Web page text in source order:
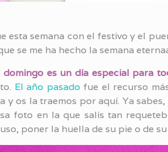
esta semana con el festivo y el
se me ha hecho la semana
domingo es un día especial para
El año pasado fue el recurso
os la traemos por aquí. Ya
foto en la que salís tan
poner la huella de su pie o de